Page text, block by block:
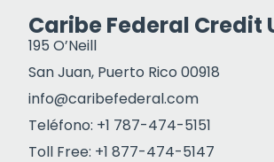
Caribe Federal Credit
195 O’Neill
San Juan, Puerto Rico 00918
info@caribefederal.com
Teléfono: +1 787-474-5151
Toll Free: +1 877-474-5147